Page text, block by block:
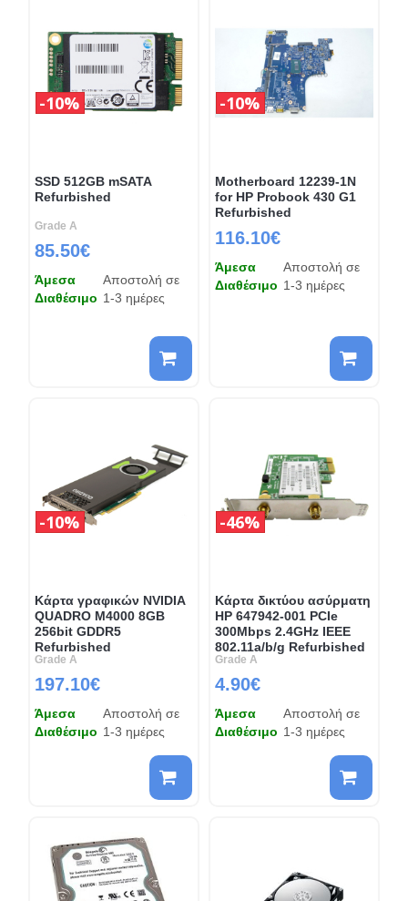
SSD 512GB mSATA
Refurbished
Grade A
85.50€
10%
Άμεσα
Διαθέσιμο
Αποστολή σε
1-3 ημέρες
Motherboard 12239-1N
for HP Probook 430 G1
Refurbished
116.10€
10%
Άμεσα
Διαθέσιμο
Αποστολή σε
1-3 ημέρες
Κάρτα γραφικών NVIDIA
QUADRO M4000 8GB
256bit GDDR5
Refurbished
Grade A
197.10€
10%
Άμεσα
Διαθέσιμο
Αποστολή σε
1-3 ημέρες
Κάρτα δικτύου ασύρματη
HP 647942-001 PCIe
300Mbps 2.4GHz IEEE
802.11a/b/g Refurbished
Grade A
4.90€
46%
Άμεσα
Διαθέσιμο
Αποστολή σε
1-3 ημέρες